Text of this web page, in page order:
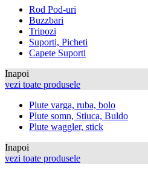
Rod Pod-uri
Buzzbari
Tripozi
Suporti, Picheti
Capete Suporti
Inapoi
vezi toate produsele
Plute varga, ruba, bolo
Plute somn, Stiuca, Buldo
Plute waggler, stick
Inapoi
vezi toate produsele